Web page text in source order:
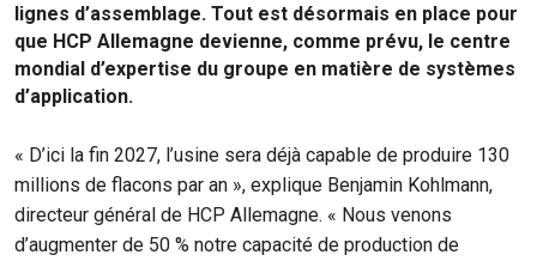
lignes d’assemblage. Tout est désormais en place pour
que HCP Allemagne devienne, comme prévu, le centre
mondial d’expertise du groupe en matière de systèmes
d’application.
« D’ici la fin 2027, l’usine sera déjà capable de produire 130
millions de flacons par an », explique Benjamin Kohlmann,
directeur général de HCP Allemagne. « Nous venons
d’augmenter de 50 % notre capacité de production de